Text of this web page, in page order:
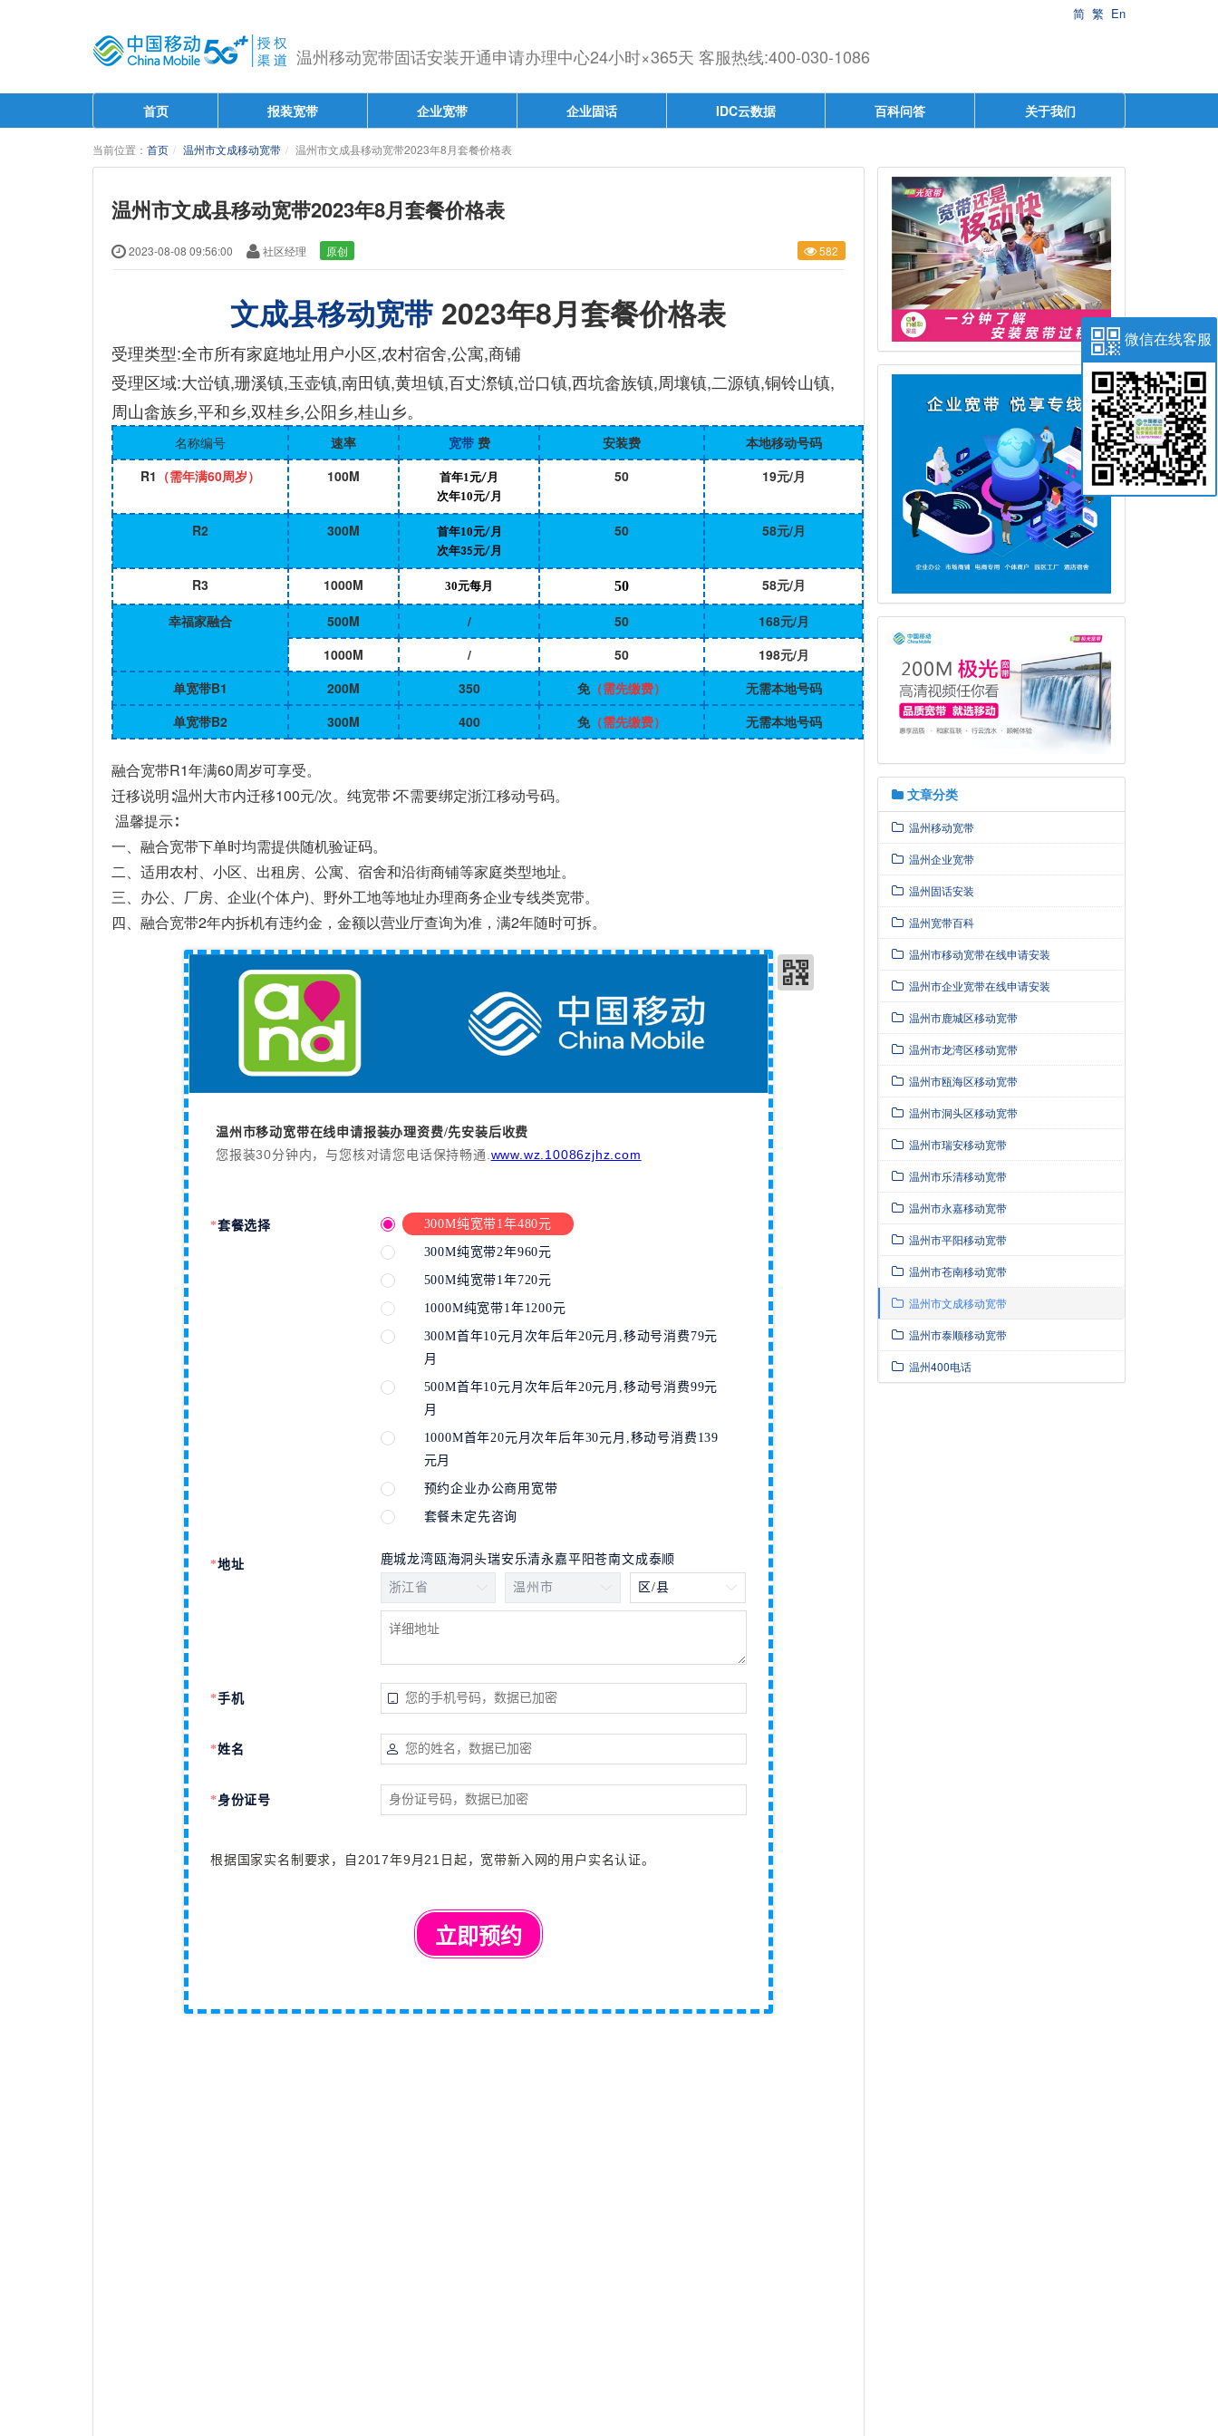
微信在线客服
简 繁 En
温州移动宽带固话安装开通申请办理中心24小时×365天 客服热线:400-030-1086
首页 报装宽带 企业宽带 企业固话 IDC云数据 百科问答 关于我们
当前位置： 首页 温州市文成移动宽带 温州市文成县移动宽带2023年8月套餐价格表
温州市文成县移动宽带2023年8月套餐价格表
2023-08-08 09:56:00 社区经理 原创 582
文成县移动宽带 2023年8月套餐价格表
受理类型:全市所有家庭地址用户小区,农村宿舍,公寓,商铺
受理区域:大峃镇,珊溪镇,玉壶镇,南田镇,黄坦镇,百丈漈镇,峃口镇,西坑畲族镇,周壤镇,二源镇,铜铃山镇,
周山畲族乡,平和乡,双桂乡,公阳乡,桂山乡。
名称编号 速率 宽带费 安装费
本地移动号码
R1 （需年满60周岁） 100M 首年1元/ 月
次年10元/月
50 19元/月
R2 300M 首年10元/月
次年35元/月
50 58元/月
R3 1000M 30元每月 50 58元/月
幸福家融合
500M / 50 168元/月
1000M
/ 50 198元/月
单宽带B1
200M 350 免（需先缴费）
无需本地号码
单宽带B2
300M 400 免（需先缴费） 无需本地号码
融合宽带R1年满60周岁可享受。
迁移说明∶温州大市内迁移100元/次。纯宽带∶不需要绑定浙江移动号码。
温馨提示∶
一、融合宽带下单时均需提供随机验证码。
二、适用农村、小区、出租房、公寓、宿舍和沿街商铺等家庭类型地址。
三、办公、厂房、企业(个体户)、野外工地等地址办理商务企业专线类宽带。
四、融合宽带2年内拆机有违约金，金额以营业厅查询为准，满2年随时可拆。
文章分类
温州移动宽带
温州企业宽带
温州固话安装
温州宽带百科
温州市移动宽带在线申请安装
温州市企业宽带在线申请安装
温州市鹿城区移动宽带
温州市龙湾区移动宽带
温州市瓯海区移动宽带
温州市洞头区移动宽带
温州市瑞安移动宽带
温州市乐清移动宽带
温州市永嘉移动宽带
温州市平阳移动宽带
温州市苍南移动宽带
温州市文成移动宽带
温州市泰顺移动宽带
温州400电话